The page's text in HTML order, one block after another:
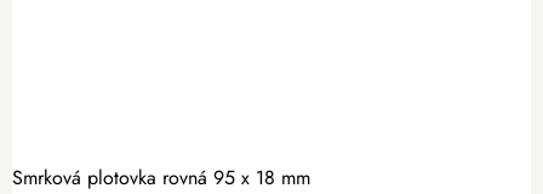
Smrková plotovka rovná 95 x 18 mm